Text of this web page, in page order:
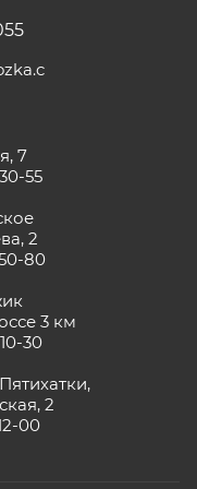
7
55
2
80
3 км
30
2
00